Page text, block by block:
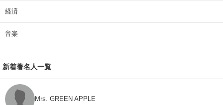
経済
音楽
新着著名人一覧
Mrs. GREEN APPLE